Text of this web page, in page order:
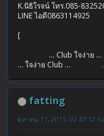
K.นิธิโรจน์ โทร.085-
LINE ไอดี0863114925
[
... Club ใ
... ใจง่าย Club ... ...
fatting
ตุลาคม 17, 2015, 02:43:12 ก่